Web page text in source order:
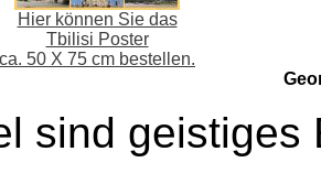
Hier können Sie das
Tbilisi Poster
ca. 50 X 75 cm bestellen.
sind